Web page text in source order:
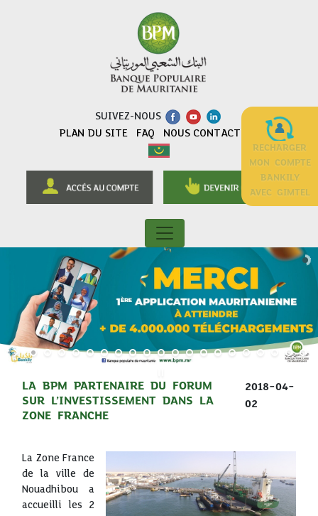
SUIVEZ-NOUS
PLAN DU SITE
FAQ NOUS CONTACTER
LA BPM PARTENAIRE DU FORUM
SUR L’INVESTISSEMENT DANS LA
ZONE FRANCHE
2018-04-
02
La Zone France
de la ville de
Nouadhibou a
accueilli les 2
RECHARGER
MON COMPTE
BANKILY
AVEC GIMTEL